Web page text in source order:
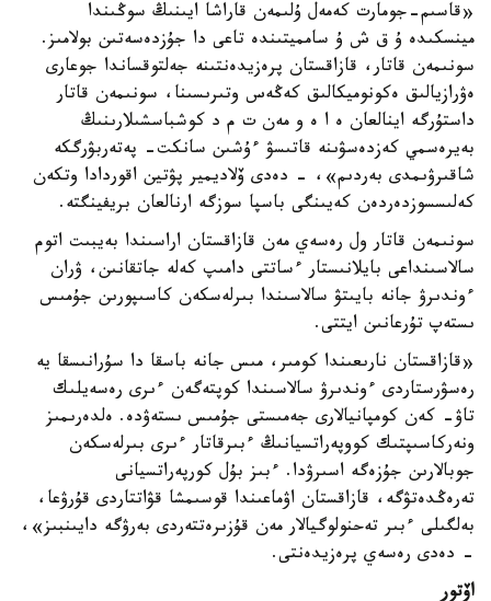
«قاسىم-جومارت كەمەل ۇلىمەن قاراشا ايىنىڭ سوڭىندا
مينسكىدە ۇ ق ش ۇ سامميتىندە تاعى دا جۇزدەسەتىن بولامىز.
سونىمەن قاتار، قازاقستان پرەزيدەنتىنە جەلتوقساندا جوعارى
ەۋرازيالىق ەكونوميكالىق كەڭەس وتىرىسىنا، سونىمەن قاتار
داستۇرگە اينالعان ە ا ە و مەن ت م د كوشباسشىلارىنىڭ
بەيرەسمي كەزدەسۋىنە قاتىسۋ ءۇشىن سانكت- پەتەربۋرگكە
شاقىرۋىمدى بەردىم»، - دەدى ۆلاديمير پۋتين اقوردادا وتكەن
كەلىسسوزدەردەن كەيىنگى باسپا سوزگە ارنالعان بريفينگتە.
سونىمەن قاتار ول رەسەي مەن قازاقستان اراسىندا بەيبىت اتوم
سالاسىنداعى بايلانىستار ءساتتى دامىپ كەلە جاتقانىن، ۋران
ءوندىرۋ جانە بايىتۋ سالاسىندا بىرلەسكەن كاسىپورىن جۇمىس
ىستەپ تۇرعانىن ايتتى.
«قازاقستان نارىعىندا كومىر، مىس جانە باسقا دا سۇرانىسقا يە
رەسۋرستاردى ءوندىرۋ سالاسىندا كوپتەگەن ءىرى رەسەيلىك
تاۋ- كەن كومپانيالارى جەمىستى جۇمىس ىستەۋدە. ەلدەرىمىز
ونەركاسىپتىك كووپەراتسيانىڭ ءبىرقاتار ءىرى بىرلەسكەن
جوبالارىن جۇزەگە اسىرۋدا. ءبىز بۇل كورپەراتسيانى
تەرەڭدەتۋگە، قازاقستان اۋماعىندا قوسىمشا قۋاتتاردى قۇرۋعا،
بەلگىلى ءبىر تەحنولوگيالار مەن قۇزىرەتتەردى بەرۋگە دايىنبىز»،
- دەدى رەسەي پرەزيدەنتى.
اۆتور